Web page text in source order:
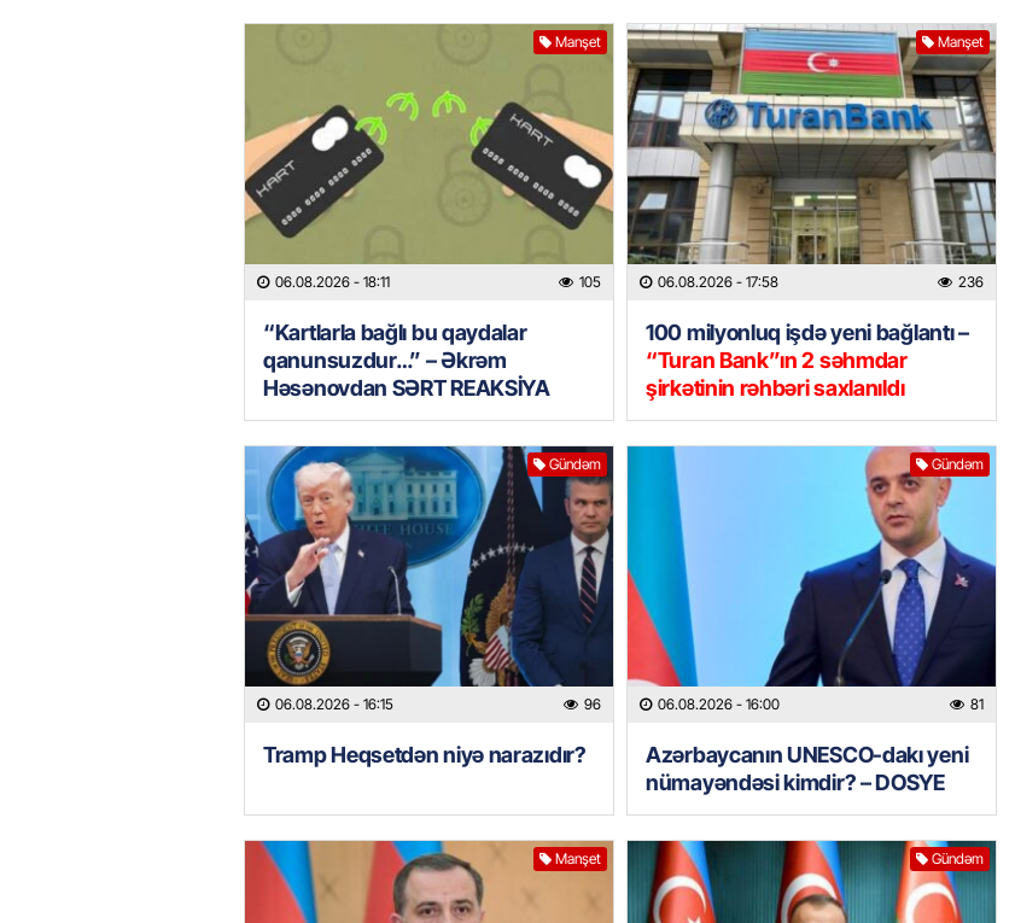
Manşet
06.08.2026 - 18:11 105
“Kartlarla bağlı bu qaydalar
qanunsuzdur…” – Əkrəm
Həsənovdan SƏRT REAKSİYA
Manşet
06.08.2026 - 17:58 236
100 milyonluq işdə yeni bağlantı –
“Turan Bank”ın 2 səhmdar
şirkətinin rəhbəri saxlanıldı
Gündəm
06.08.2026 - 16:15 96
Tramp Heqsetdən niyə narazıdır?
Gündəm
06.08.2026 - 16:00 81
Azərbaycanın UNESCO-dakı yeni
nümayəndəsi kimdir? – DOSYE
Manşet Gündəm